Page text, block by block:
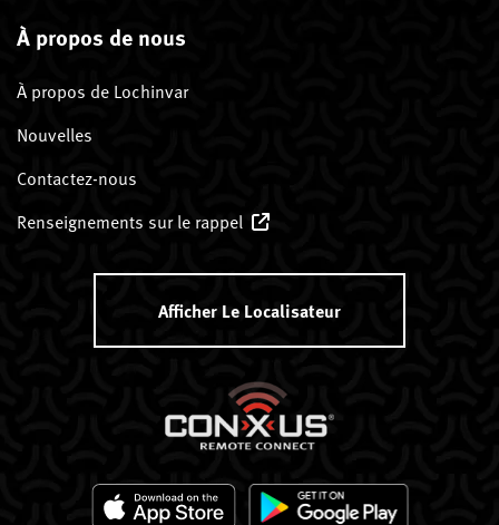
À propos de nous
À propos de Lochinvar
Nouvelles
Contactez-nous
Renseignements sur le rappel
Afficher Le Localisateur